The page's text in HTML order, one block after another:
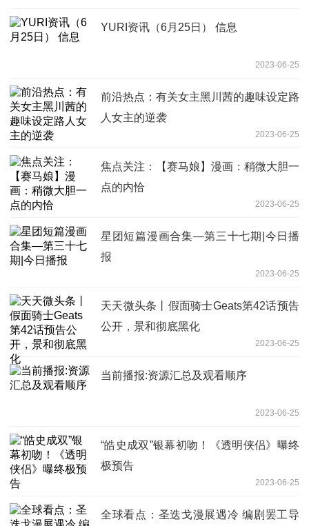
YURI资讯（6月25日） 信息
2023-06-25
前沿热点：有关女主黑川茜的趣味设定路
人女主的逆袭
2023-06-25
焦点关注：【赛马娘】漫画：稍微大胆一
点的内恰
2023-06-25
星团短篇漫画合集—第三十七期|今日播
报
2023-06-25
天天微头条丨假面骑士Geats第42话预告
公开，景和彻底黑化
2023-06-25
当前播报:资源汇总及观看顺序
2023-06-25
“皓史成双”银幕初吻！《透明侠侣》曝终
极预告
2023-06-25
全球看点：圣迭戈漫展遇冷 编剧罢工导